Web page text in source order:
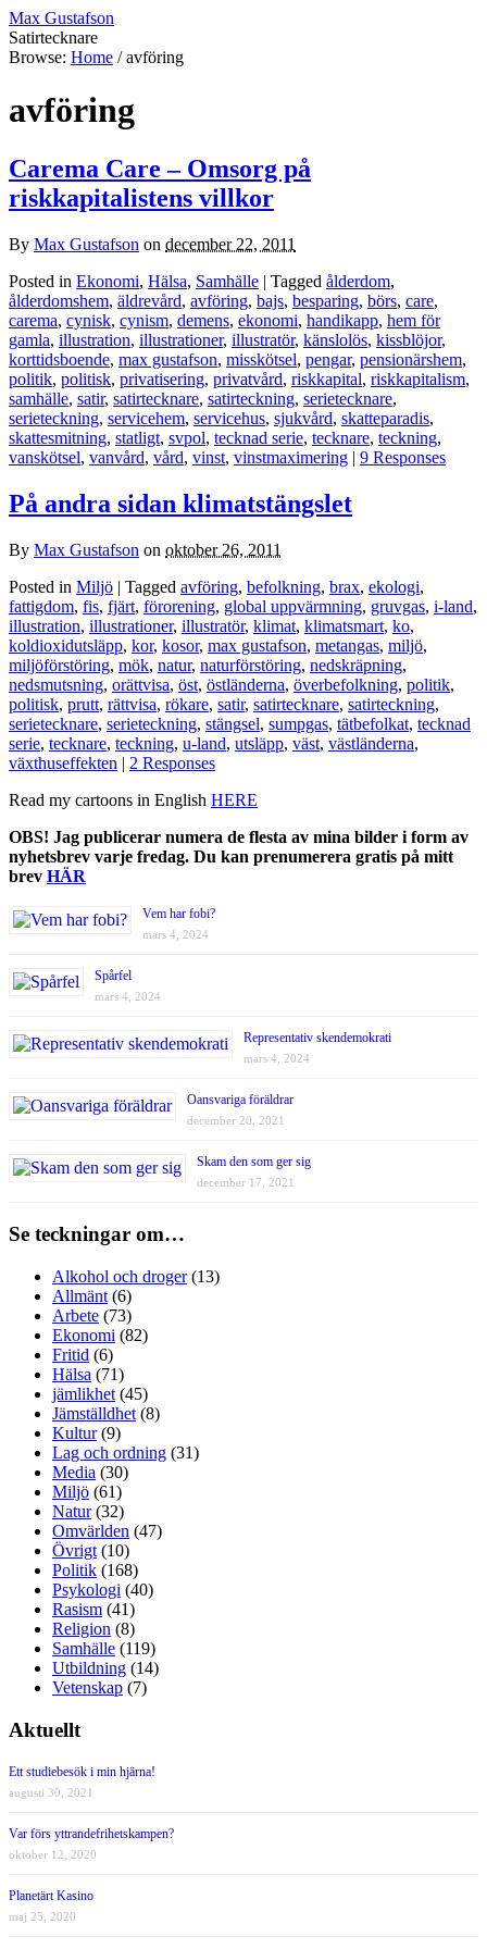
Max Gustafson
Satirtecknare
Browse: Home / avföring
avföring
Carema Care – Omsorg på
riskkapitalistens villkor
By Max Gustafson on december 22, 2011
Posted in Ekonomi, Hälsa, Samhälle | Tagged ålderdom,
ålderdomshem, äldrevård, avföring, bajs, besparing, börs, care,
carema, cynisk, cynism, demens, ekonomi, handikapp, hem för
gamla, illustration, illustrationer, illustratör, känslolös, kissblöjor,
korttidsboende, max gustafson, misskötsel, pengar, pensionärshem,
politik, politisk, privatisering, privatvård, riskkapital, riskkapitalism,
samhälle, satir, satirtecknare, satirteckning, serietecknare,
serieteckning, servicehem, servicehus, sjukvård, skatteparadis,
skattesmitning, statligt, svpol, tecknad serie, tecknare, teckning,
vanskötsel, vanvård, vård, vinst, vinstmaximering | 9 Responses
På andra sidan klimatstängslet
By Max Gustafson on oktober 26, 2011
Posted in Miljö | Tagged avföring, befolkning, brax, ekologi,
fattigdom, fis, fjärt, förorening, global uppvärmning, gruvgas, i-land,
illustration, illustrationer, illustratör, klimat, klimatsmart, ko,
koldioxidutsläpp, kor, kosor, max gustafson, metangas, miljö,
miljöförstöring, mök, natur, naturförstöring, nedskräpning,
nedsmutsning, orättvisa, öst, östländerna, överbefolkning, politik,
politisk, prutt, rättvisa, rökare, satir, satirtecknare, satirteckning,
serietecknare, serieteckning, stängsel, sumpgas, tätbefolkat, tecknad
serie, tecknare, teckning, u-land, utsläpp, väst, västländerna,
växthuseffekten | 2 Responses
Read my cartoons in English HERE
OBS! Jag publicerar numera de flesta av mina bilder i form av
nyhetsbrev varje fredag. Du kan prenumerera gratis på mitt
brev HÄR
Vem har fobi?
mars 4, 2024
Spårfel
mars 4, 2024
Representativ skendemokrati
mars 4, 2024
Oansvariga föräldrar
december 20, 2021
Skam den som ger sig
december 17, 2021
Se teckningar om…
Alkohol och droger(13)
Allmänt (6)
Arbete (73)
Ekonomi (82)
Fritid (6)
Hälsa (71)
jämlikhet (45)
Jämställdhet (8)
Kultur(9)
Lag och ordning (31)
Media (30)
Miljö (61)
Natur(32)
Omvärlden (47)
Övrigt (10)
Politik (168)
Psykologi (40)
Rasism (41)
Religion (8)
Samhälle (119)
Utbildning (14)
Vetenskap (7)
Aktuellt
Ett studiebesök i min hjärna!
augusti 30, 2021
Var förs yttrandefrihetskampen?
oktober 12, 2020
Planetärt Kasino
maj 25, 2020